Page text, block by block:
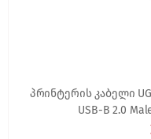
პრინტერის კაბელი
USB-B 2.0